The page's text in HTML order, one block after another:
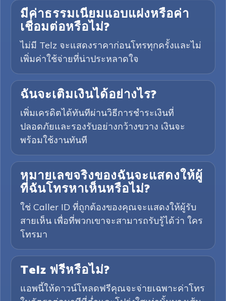
มีค่าธรรมเนียมแอบแฝงหรือค่า
เชื่อมต่อหรือไม่?
ไม่มี Telz จะแสดงราคาก่อนโทรทุกครั้งและไม่
เพิ่มค่าใช้จ่ายที่น่าประหลาดใจ
ฉันจะเติมเงินได้อย่างไร?
เพิ่มเครดิตได้ทันทีผ่านวิธีการชำระเงินที่
ปลอดภัยและรองรับอย่างกว้างขวาง เงินจะ
พร้อมใช้งานทันที
หมายเลขจริงของฉันจะแสดงให้ผู้
ที่ฉันโทรหาเห็นหรือไม่?
ใช่ Caller ID ที่ถูกต้องของคุณจะแสดงให้ผู้รับ
สายเห็น เพื่อที่พวกเขาจะสามารถรับรู้ได้ว่า ใคร
โทรมา
Telz ฟรีหรือไม่?
แอพนี้ให้ดาวน์โหลดฟรีคุณจะจ่ายเฉพาะค่าโทร